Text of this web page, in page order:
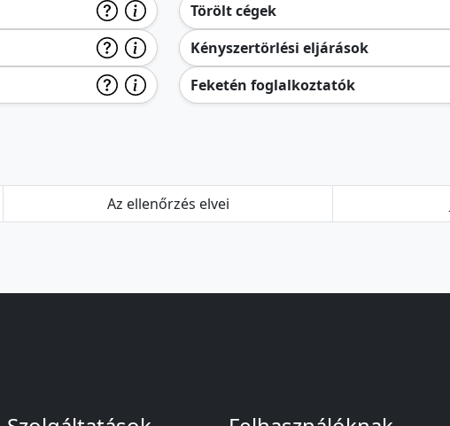
Törölt cégek
Kényszertörlési eljárások
Feketén foglalkoztatók
Az ellenőrzés elvei